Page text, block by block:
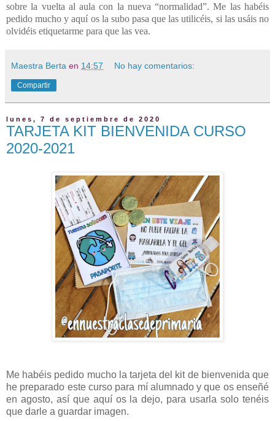
sobre la vuelta al aula con la nueva “normalidad”. Me las habéis
pedido mucho y aquí os la subo pasa que las utilicéis, si las usáis no
olvidéis etiquetarme para que las vea.
Maestra Berta en 14:57 No hay comentarios:
Compartir
lunes, 7 de septiembre de 2020
TARJETA KIT BIENVENIDA CURSO
2020-2021
Me habéis pedido mucho la tarjeta del kit de bienvenida que
he preparado este curso para mí alumnado y que os enseñé
en agosto, así que aquí os la dejo, para usarla solo tenéis
que darle a guardar imagen.